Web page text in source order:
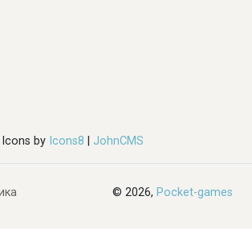
Icons byIcons8 JohnCMS
© 2026, Pocket-games